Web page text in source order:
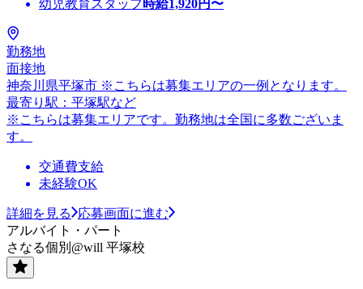
幼児教育スタッフ 時給1,920円〜
勤務地
面接地
神奈川県平塚市 ※こちらは募集エリアの一例となります。
最寄り駅：平塚駅など
※こちらは募集エリアです。勤務地は全国に多数ございま
す。
交通費支給
未経験OK
詳細を見る
応募画面に進む
アルバイト・パート
さなる個別@will 平塚校